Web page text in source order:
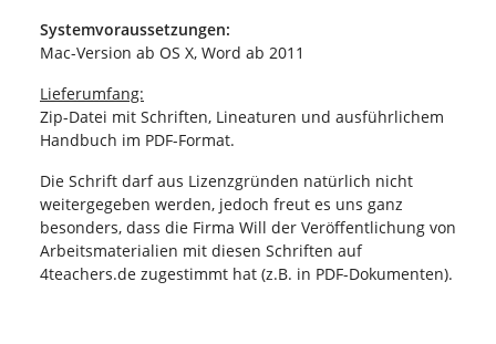
Systemvoraussetzungen:
Mac-Version ab OS X, Word ab 2011
Lieferumfang:
Zip-Datei mit Schriften, Lineaturen und ausführlichem
Handbuch im PDF-Format.
Die Schrift darf aus Lizenzgründen natürlich nicht
weitergegeben werden, jedoch freut es uns ganz
besonders, dass die Firma Will der Veröffentlichung von
Arbeitsmaterialien mit diesen Schriften auf
4teachers.de zugestimmt hat (z.B. in PDF-Dokumenten).